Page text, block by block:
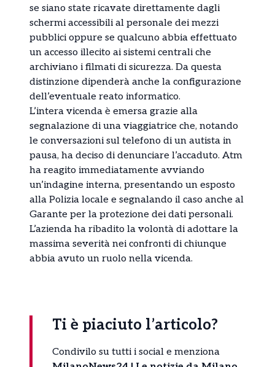
se siano state ricavate direttamente dagli
schermi accessibili al personale dei mezzi
pubblici oppure se qualcuno abbia effettuato
un accesso illecito ai sistemi centrali che
archiviano i filmati di sicurezza. Da questa
distinzione dipenderà anche la configurazione
dell’eventuale reato informatico.
L’intera vicenda è emersa grazie alla
segnalazione di una viaggiatrice che, notando
le conversazioni sul telefono di un autista in
pausa, ha deciso di denunciare l’accaduto. Atm
ha reagito immediatamente avviando
un’indagine interna, presentando un esposto
alla Polizia locale e segnalando il caso anche al
Garante per la protezione dei dati personali.
L’azienda ha ribadito la volontà di adottare la
massima severità nei confronti di chiunque
abbia avuto un ruolo nella vicenda.
Ti è piaciuto l’articolo?
Condivilo su tutti i social e menziona